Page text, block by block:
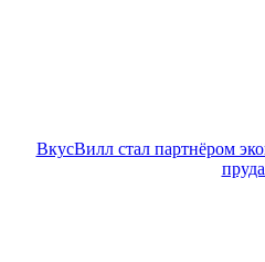
ВкусВилл стал партнёром